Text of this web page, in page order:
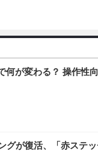
何が変わる？ 操作性
グが復活、「赤ステ